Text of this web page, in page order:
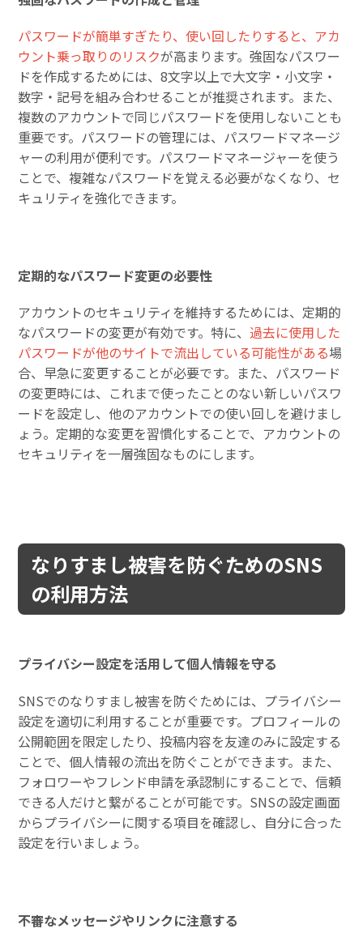
パスワードが簡単すぎたり、使い回したりすると、アカ
ウント乗っ取りのリスクが高まります。強固なパスワー
ドを作成するためには、8文字以上で大文字・小文字・
数字・記号を組み合わせることが推奨されます。また、
複数のアカウントで同じパスワードを使用しないことも
重要です。パスワードの管理には、パスワードマネージ
ャーの利用が便利です。パスワードマネージャーを使う
ことで、複雑なパスワードを覚える必要がなくなり、セ
キュリティを強化できます。
定期的なパスワード変更の必要性
アカウントのセキュリティを維持するためには、定期的
なパスワードの変更が有効です。特に、過去に使用した
パスワードが他のサイトで流出している可能性がある場
合、早急に変更することが必要です。また、パスワード
の変更時には、これまで使ったことのない新しいパスワ
ードを設定し、他のアカウントでの使い回しを避けまし
ょう。定期的な変更を習慣化することで、アカウントの
セキュリティを一層強固なものにします。
なりすまし被害を防ぐためのSNS
の利用方法
プライバシー設定を活用して個人情報を守る
SNSでのなりすまし被害を防ぐためには、プライバシー
設定を適切に利用することが重要です。プロフィールの
公開範囲を限定したり、投稿内容を友達のみに設定する
ことで、個人情報の流出を防ぐことができます。また、
フォロワーやフレンド申請を承認制にすることで、信頼
できる人だけと繋がることが可能です。SNSの設定画面
からプライバシーに関する項目を確認し、自分に合った
設定を行いましょう。
不審なメッセージやリンクに注意する